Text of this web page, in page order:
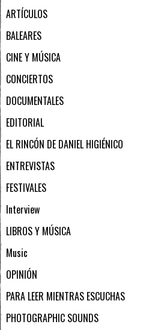
ARTÍCULOS
BALEARES
CINE Y MÚSICA
CONCIERTOS
DOCUMENTALES
EDITORIAL
EL RINCÓN DE DANIEL HIGIÉNICO
ENTREVISTAS
FESTIVALES
Interview
LIBROS Y MÚSICA
Music
OPINIÓN
PARA LEER MIENTRAS ESCUCHAS
PHOTOGRAPHIC SOUNDS